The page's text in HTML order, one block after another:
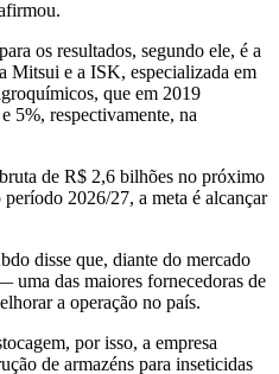
os resultados, segundo ele, é a
Mitsui e a ISK, especializada em
que em 2019
5%, respectivamente, na
de R$ 2,6 bilhões no próximo
2026/27, a meta é alcançar
disse que, diante do mercado
uma das maiores fornecedoras de
a operação no país.
por isso, a empresa
de armazéns para inseticidas